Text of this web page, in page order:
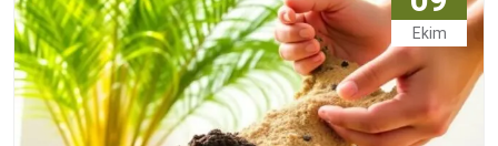
çiçeklenmeye tercih eder. Bu rehberde, bilimsel
temelden pratik…
Ekim